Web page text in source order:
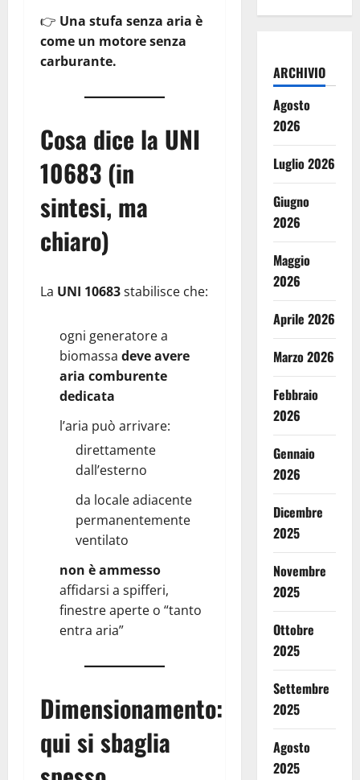
👉 Una stufa senza aria è
come un motore senza
carburante.
Cosa dice la UNI
10683 (in
sintesi, ma
chiaro)
La UNI 10683stabilisce che:
ogni generatore a
biomassa deve avere
aria comburente
dedicata
l’aria può arrivare:
direttamente
dall’esterno
da locale adiacente
permanentemente
ventilato
non è ammesso
affidarsi a spifferi,
finestre aperte o “tanto
entra aria”
Dimensionamento:
qui si sbaglia
ARCHIVIO
Agosto
2026
Luglio 2026
Giugno
2026
Maggio
2026
Aprile 2026
Marzo 2026
Febbraio
2026
Gennaio
2026
Dicembre
2025
Novembre
2025
Ottobre
2025
Settembre
2025
Agosto
2025